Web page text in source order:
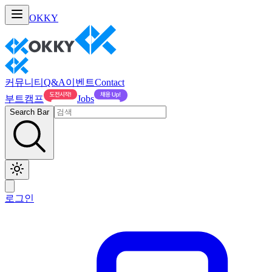
OKKY
커뮤니티 Q&A이벤트Contact
부트캠프
Jobs
Search Bar
로그인